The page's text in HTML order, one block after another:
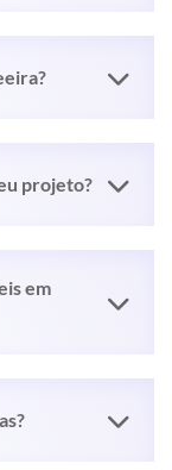
projeto?
em